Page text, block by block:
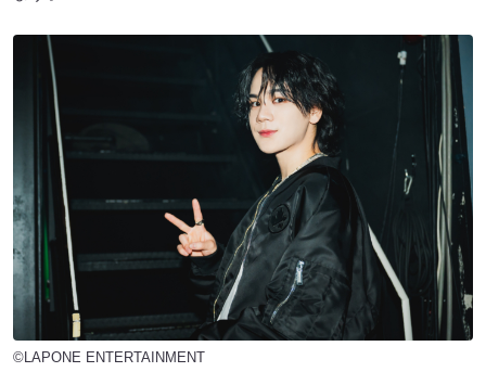
©LAPONE ENTERTAINMENT